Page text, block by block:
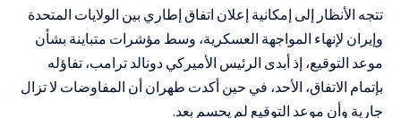
تتجه الأنظار إلى إمكانية إعلان اتفاق إطاري بين الولايات المتحدة
وإيران لإنهاء المواجهة العسكرية، وسط مؤشرات متباينة بشأن
موعد التوقيع، إذ أبدى الرئيس الأميركي دونالد ترامب، تفاؤله
بإتمام الاتفاق، الأحد، في حين أكدت طهران أن المفاوضات لا تزال
جارية وأن موعد التوقيع لم يحسم بعد.